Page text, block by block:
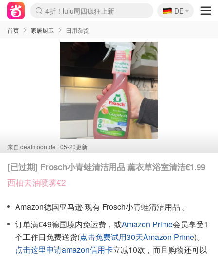
Boticinal 夏促开抢！
4折！lulu周四疯狂上新
还没结束！&OtherStories大促
Joybuy变相75折 随时失效
速领！Stanley独家85折
疑似霸哥！Camper额外叠85折
Zalando 奥莱闪促！每日更新
Moncler反季囤！5折起+叠9折
Coach Brooklyn仅€192
🇩🇪
DE
首页 家居厨卫 日用杂货
来自 dealmoon.de 05-20更新
[已过期] Frosch小青蛙清洁用品 薰衣草浴室清洁€1.99
西柚去油喷雾€2
Amazon德国亚马逊 现有 Frosch小青蛙清洁用品 。
订单满€49德国境内免运费，或Amazon Prime会员享受1
个工作日免费送货(点击免费试用30天Amazon Prime)。
点击这里申请amazon信用卡立减10欧，而且购物还可以